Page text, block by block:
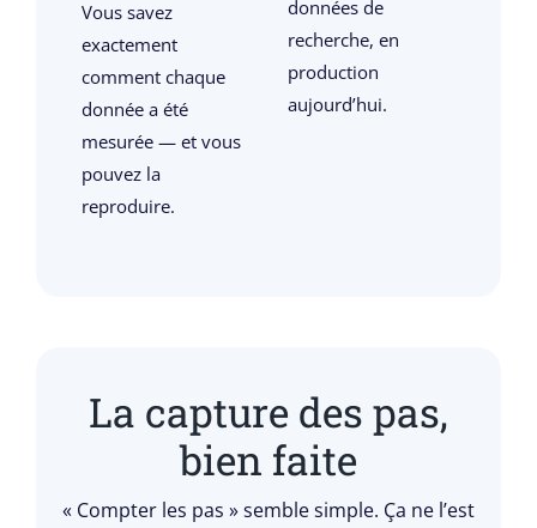
Vous savez
exactement
comment chaque
donnée a été
mesurée — et vous
pouvez la
reproduire.
données de
recherche, en
production
aujourd’hui.
La capture des pas,
bien faite
« Compter les pas » semble simple. Ça ne l’est